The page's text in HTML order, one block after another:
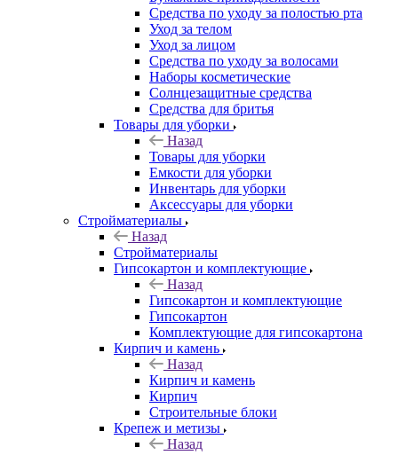
Средства по уходу за полостью рта
Уход за телом
Уход за лицом
Средства по уходу за волосами
Наборы косметические
Солнцезащитные средства
Средства для бритья
Товары для уборки
Назад
Товары для уборки
Емкости для уборки
Инвентарь для уборки
Аксессуары для уборки
Стройматериалы
Назад
Стройматериалы
Гипсокартон и комплектующие
Назад
Гипсокартон и комплектующие
Гипсокартон
Комплектующие для гипсокартона
Кирпич и камень
Назад
Кирпич и камень
Кирпич
Строительные блоки
Крепеж и метизы
Назад